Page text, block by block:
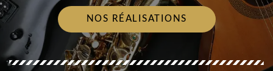
NOS RÉALISATIONS